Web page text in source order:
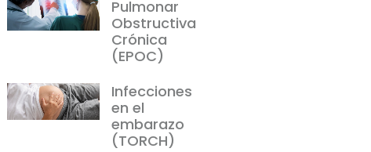
Pulmonar
Obstructiva
Crónica
(EPOC)
Infecciones
en el
embarazo
(TORCH)